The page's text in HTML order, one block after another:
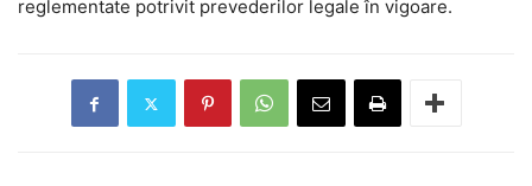
reglementate potrivit prevederilor legale în vigoare.